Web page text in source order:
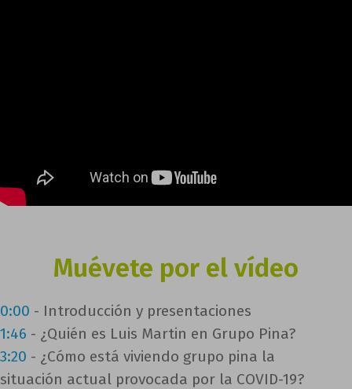
Muévete por el vídeo
0:00 - Introducción y presentaciones
1:46 - ¿Quién es Luis Martin en Grupo Pina?
3:20
situación actual provocada por la COVID-19?